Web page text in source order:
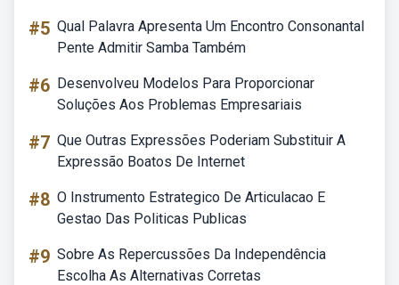
#5 Qual Palavra Apresenta Um Encontro Consonantal
Pente Admitir Samba Também
#6 Desenvolveu Modelos Para Proporcionar
Soluções Aos Problemas Empresariais
#7 Que Outras Expressões Poderiam Substituir A
Expressão Boatos De Internet
#8 O Instrumento Estrategico De Articulacao E
Gestao Das Politicas Publicas
#9 Sobre As Repercussões Da Independência
Escolha As Alternativas Corretas